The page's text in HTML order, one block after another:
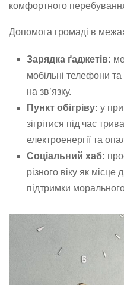
комфортного
Допомога громаді в
Зарядка ґаджетів:
мобільні телефони
на зв’язку.
Пункт обігріву: у
зігрітися під час
електроенергії та
Соціальний хаб:
різного віку як місце
підтримки